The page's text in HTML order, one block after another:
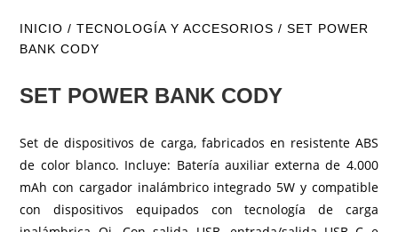
INICIO /TECNOLOGÍA Y ACCESORIOS / SET POWER
BANK CODY
SET POWER BANK CODY
Set de dispositivos de carga, fabricados en resistente ABS
de color blanco. Incluye: Batería auxiliar externa de 4.000
mAh con cargador inalámbrico integrado 5W y compatible
con dispositivos equipados con tecnología de carga